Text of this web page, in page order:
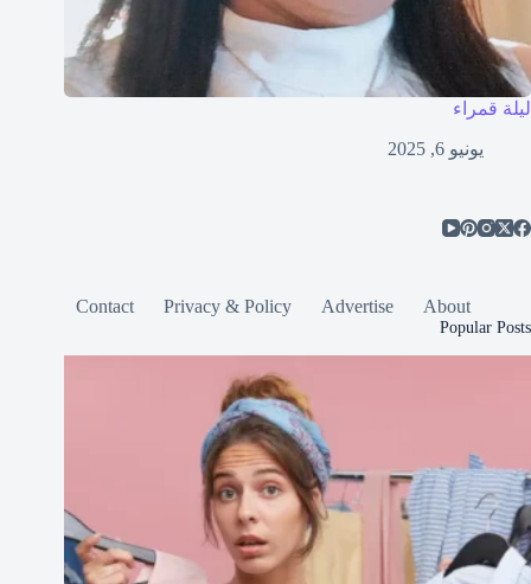
ليلة قمراء
يونيو 6, 2025
About
Advertise
Privacy & Policy
Contact
Popular Posts